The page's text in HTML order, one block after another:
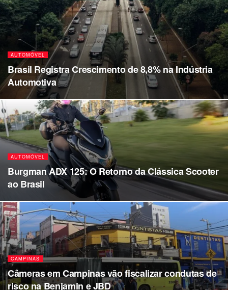
AUTOMÓVEL
Brasil Registra Crescimento de 8,8% na Indústria
Automotiva
AUTOMÓVEL
Burgman ADX 125: O Retorno da Clássica Scooter
ao Brasil
CAMPINAS
Câmeras em Campinas vão fiscalizar condutas de
risco na Benjamin e JBD